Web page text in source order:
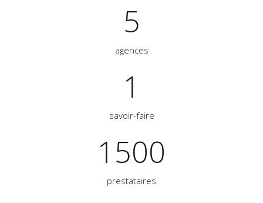
5
agences
1
savoir-faire
1500
prestataires